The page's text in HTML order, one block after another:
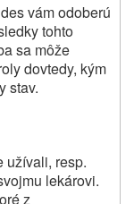
vám odoberú
tohto
sa môže
dovtedy, kým
stav.
užívali, resp.
lekárovi.
z